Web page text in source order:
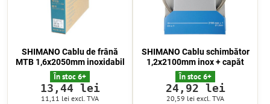
SHIMANO Cablu de frână
MTB 1,6x2050mm inoxidabil
În stoc 6+
13,44 lei
11,11 lei excl. TVA
SHIMANO Cablu schimbător
1,2x2100mm inox + capăt
În stoc 6+
24,92 lei
20,59 lei excl. TVA